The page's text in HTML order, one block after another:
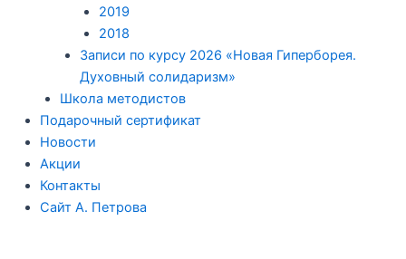
2019
2018
Записи по курсу 2026 «Новая Гиперборея.
Духовный солидаризм»
Школа методистов
Подарочный сертификат
Новости
Акции
Контакты
Сайт А. Петрова